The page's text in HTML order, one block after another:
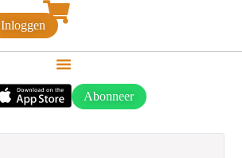
Inloggen
Abonneer